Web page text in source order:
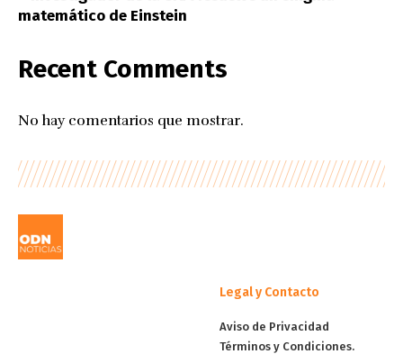
matemático de Einstein
Recent Comments
No hay comentarios que mostrar.
Legal y Contacto
Aviso de Privacidad
Términos y Condiciones.